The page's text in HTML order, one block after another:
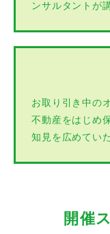
ンサルタントが
お取り引き中の
不動産をはじめ
知見を広めてい
開催